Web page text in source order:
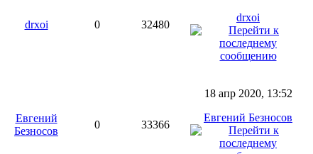
drxoi 0 32480
drxoi
Евгений
Безносов
0 33366
18 апр 2020, 13:52
Евгений Безносов